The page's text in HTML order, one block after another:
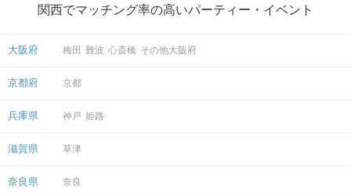
関西でマッチング率の高いパーティー・イベント
大阪府 梅田 難波 心斎橋 その他大阪府
京都府 京都
兵庫県 神戸 姫路
滋賀県 草津
奈良県 奈良